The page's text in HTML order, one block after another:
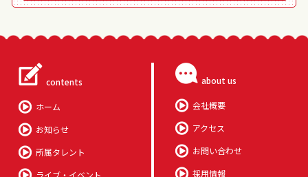
contents
ホーム
お知らせ
所属タレント
about us
会社概要
アクセス
お問い合わせ
採用情報